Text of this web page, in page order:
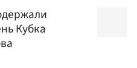
Кубка